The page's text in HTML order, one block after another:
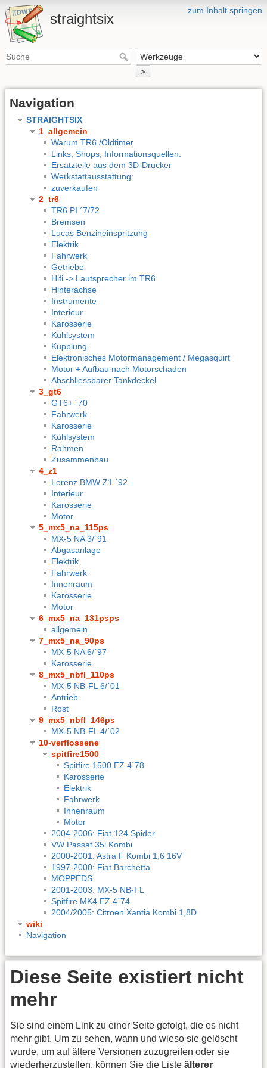
zum Inhalt springen
straightsix
>
Navigation
STRAIGHTSIX
1_allgemein
Warum TR6 /Oldtimer
Links, Shops, Informationsquellen:
Ersatzteile aus dem 3D-Drucker
Werkstattausstattung:
zuverkaufen
2_tr6
TR6 PI ´7/72
Bremsen
Lucas Benzineinspritzung
Elektrik
Fahrwerk
Getriebe
Hifi -> Lautsprecher im TR6
Hinterachse
Instrumente
Interieur
Karosserie
Kühlsystem
Kupplung
Elektronisches Motormanagement / Megasquirt
Motor + Aufbau nach Motorschaden
Abschliessbarer Tankdeckel
3_gt6
GT6+ ´70
Fahrwerk
Karosserie
Kühlsystem
Rahmen
Zusammenbau
4_z1
Lorenz BMW Z1 ´92
Interieur
Karosserie
Motor
5_mx5_na_115ps
MX-5 NA 3/´91
Abgasanlage
Elektrik
Fahrwerk
Innenraum
Karosserie
Motor
6_mx5_na_131psps
allgemein
7_mx5_na_90ps
MX-5 NA 6/´97
Karosserie
8_mx5_nbfl_110ps
MX-5 NB-FL 6/´01
Antrieb
Rost
9_mx5_nbfl_146ps
MX-5 NB-FL 4/´02
10-verflossene
spitfire1500
Spitfire 1500 EZ 4´78
Karosserie
Elektrik
Fahrwerk
Innenraum
Motor
2004-2006: Fiat 124 Spider
VW Passat 35i Kombi
2000-2001: Astra F Kombi 1,6 16V
1997-2000: Fiat Barchetta
MOPPEDS
2001-2003: MX-5 NB-FL
Spitfire MK4 EZ 4´74
2004/2005: Citroen Xantia Kombi 1,8D
wiki
Navigation
Diese Seite existiert nicht
mehr
Sie sind einem Link zu einer Seite gefolgt, die es nicht
mehr gibt. Um zu sehen, wann und wieso sie gelöscht
wurde, um auf ältere Versionen zuzugreifen oder sie
wiederherzustellen, können Sie die Liste älterer